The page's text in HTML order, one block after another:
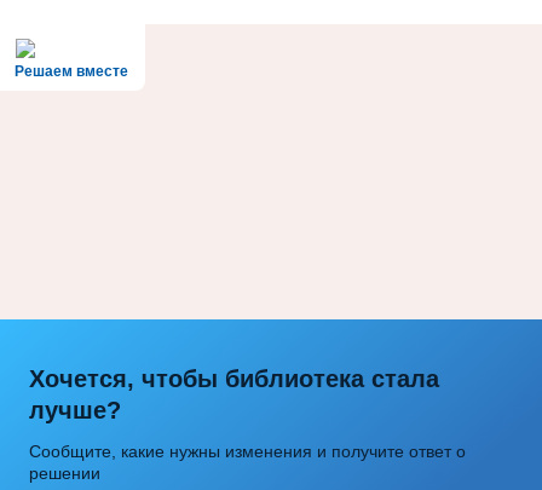
Решаем вместе
Хочется, чтобы библиотека стала
лучше?
Сообщите, какие нужны изменения и получите ответ о
решении